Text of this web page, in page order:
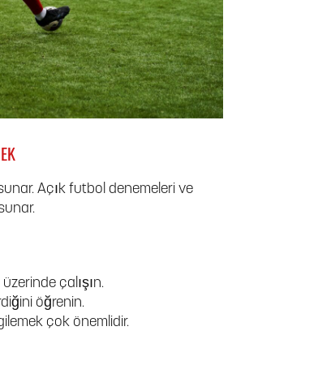
Açık futbol denemeleri ve
çalışın.
öğrenin.
çok önemlidir.